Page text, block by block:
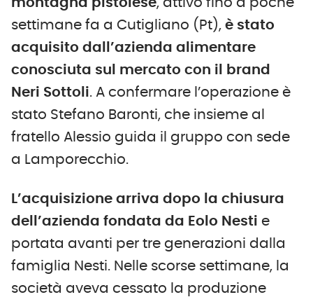
montagna pistoiese, attivo fino a poche
settimane fa a Cutigliano (Pt), è stato
acquisito dall’azienda alimentare
conosciuta sul mercato con il brand
Neri Sottoli. A confermare l’operazione è
stato Stefano Baronti, che insieme al
fratello Alessio guida il gruppo con sede
a Lamporecchio.
L’acquisizione arriva dopo la chiusura
dell’azienda fondata da Eolo Nesti e
portata avanti per tre generazioni dalla
famiglia Nesti. Nelle scorse settimane, la
società aveva cessato la produzione